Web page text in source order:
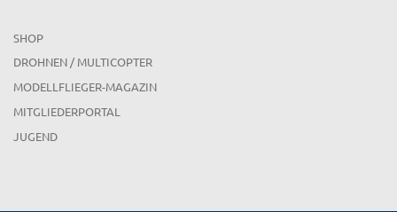
SHOP
DROHNEN / MULTICOPTER
MODELLFLIEGER-MAGAZIN
MITGLIEDERPORTAL
JUGEND